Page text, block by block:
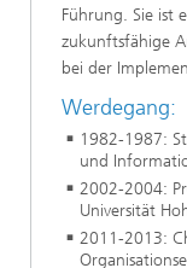
Führung. Sie ist
zukunftsfähige
bei der
Werdegang:
1982-1987:
und
2002-2004:
Universität
2011-2013: